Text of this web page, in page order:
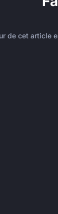
de cet article